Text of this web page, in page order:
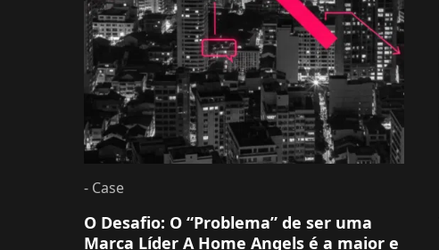
- Case
O Desafio: O “Problema” de ser uma
Marca Líder A Home Angels é a maior e